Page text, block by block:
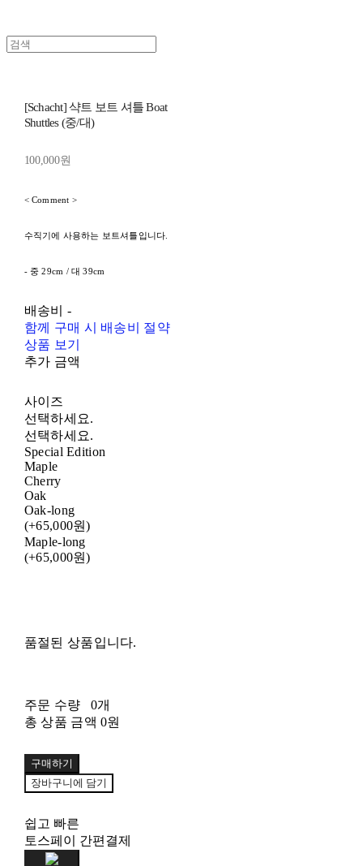
[Schacht] 샥트 보트 셔틀 Boat
Shuttles (중/대)
100,000원
< Comment >
수직기에 사용하는 보트셔틀입니다.
- 중 29cm / 대 39cm
배송비 -
함께 구매 시 배송비 절약
상품 보기
추가 금액
사이즈
선택하세요.
선택하세요.
Special Edition
Maple
Cherry
Oak
Oak-long
(+65,000원)
Maple-long
(+65,000원)
품절된 상품입니다.
주문 수량
0개
총 상품 금액 0원
구매하기
장바구니에 담기
쉽고 빠른
토스페이 간편결제